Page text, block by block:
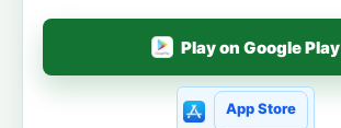
Play on Google Play
App Store